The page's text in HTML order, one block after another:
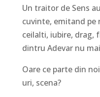
Un traitor de Sens
cuvinte, emitand pe
ceilalti, iubire, drag,
dintru Adevar nu
Oare ce parte din
uri, scena?